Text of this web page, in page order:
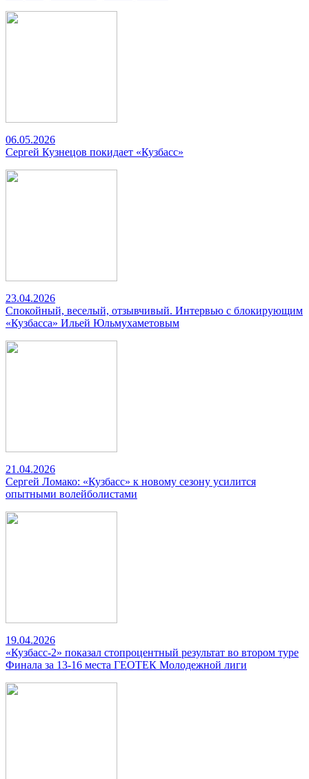
06.05.2026
Сергей Кузнецов покидает «Кузбасс»
23.04.2026
Спокойный, веселый, отзывчивый. Интервью с блокирующим
«Кузбасса» Ильей Юльмухаметовым
21.04.2026
Сергей Ломако: «Кузбасс» к новому сезону усилится
опытными волейболистами
19.04.2026
«Кузбасс-2» показал стопроцентный результат во втором туре
Финала за 13-16 места ГЕОТЕК Молодежной лиги